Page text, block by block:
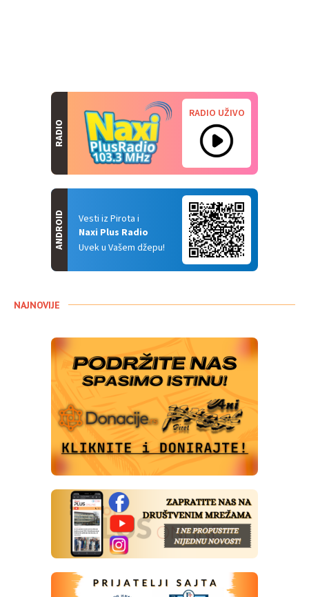
RADIO
RADIO UŽIVO
Vesti iz Pirota i
Naxi Plus Radio
Uvek u Vašem džepu!
ANDROID
NAJNOVIJE